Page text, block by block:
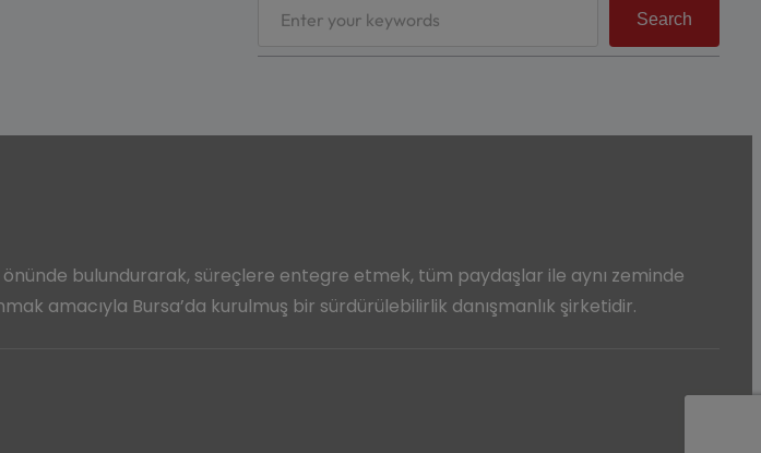
Search
önünde bulundurarak, süreçlere entegre etmek, tüm paydaşlar ile aynı zeminde
amacıyla Bursa’da kurulmuş bir sürdürülebilirlik danışmanlık şirketidir.